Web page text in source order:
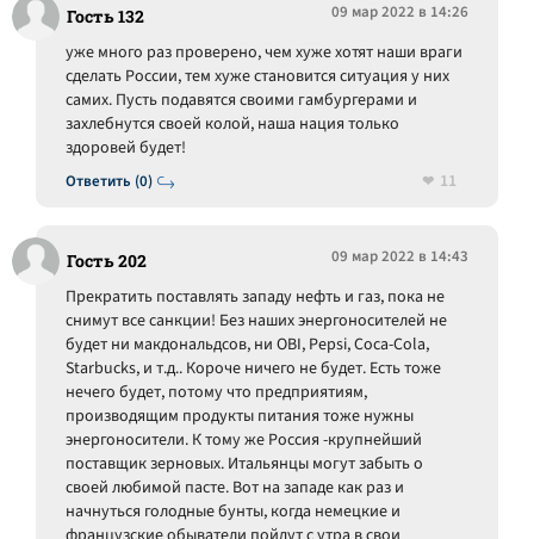
Гость 132 09 мар 2022 в 14:26
Ответить (0)
уже много раз проверено, чем хуже хотят наши враги
сделать России, тем хуже становится ситуация у них
самих. Пусть подавятся своими гамбургерами и
захлебнутся своей колой, наша нация только
здоровей будет!
11
Гость 202 09 мар 2022 в 14:43
Прекратить поставлять западу нефть и газ, пока не
снимут все санкции! Без наших энергоносителей не
будет ни макдональдсов, ни OBI, Pepsi, Coca-Cola,
Starbucks, и т.д.. Короче ничего не будет. Есть тоже
нечего будет, потому что предприятиям,
производящим продукты питания тоже нужны
энергоносители. К тому же Россия -крупнейший
поставщик зерновых. Итальянцы могут забыть о
своей любимой пасте. Вот на западе как раз и
начнуться голодные бунты, когда немецкие и